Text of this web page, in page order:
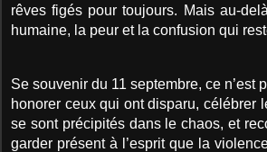
rêves figés pour toujours. Mais au-
humaine, la peur et la confusion qui
Se souvenir du 11 septembre, ce
honorer ceux qui ont disparu, célébrer
se sont précipités dans le chaos, et
garder présent à l’esprit que la